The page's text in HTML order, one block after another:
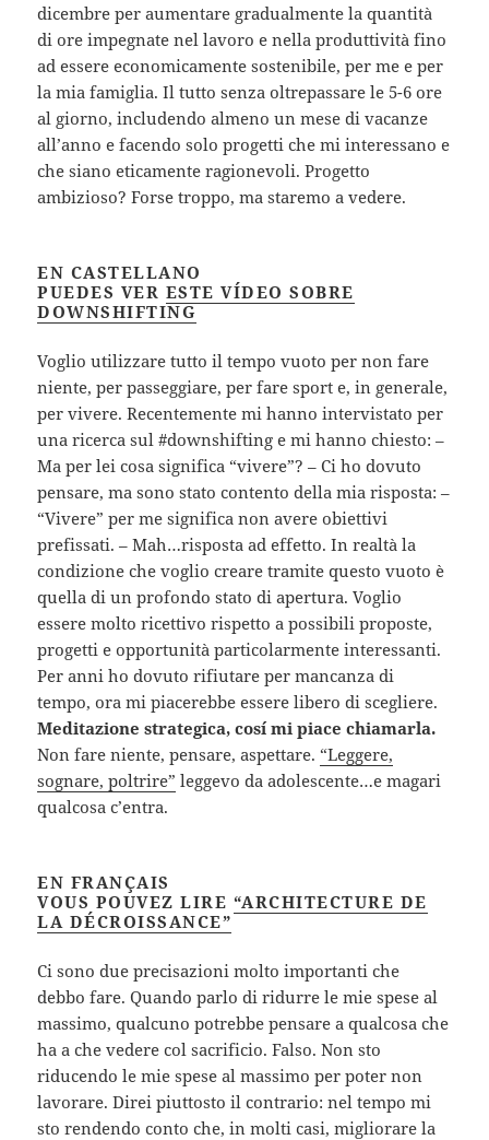
dicembre per aumentare gradualmente la quantità
di ore impegnate nel lavoro e nella produttività fino
ad essere economicamente sostenibile, per me e per
la mia famiglia. Il tutto senza oltrepassare le 5-6 ore
al giorno, includendo almeno un mese di vacanze
all’anno e facendo solo progetti che mi interessano e
che siano eticamente ragionevoli. Progetto
ambizioso? Forse troppo, ma staremo a vedere.
EN CASTELLANO
PUEDES VER ESTE VÍDEO SOBRE
DOWNSHIFTING
Voglio utilizzare tutto il tempo vuoto per non fare
niente, per passeggiare, per fare sport e, in generale,
per vivere. Recentemente mi hanno intervistato per
una ricerca sul #downshifting e mi hanno chiesto: –
Ma per lei cosa significa “vivere”? – Ci ho dovuto
pensare, ma sono stato contento della mia risposta: –
“Vivere” per me significa non avere obiettivi
prefissati. – Mah…risposta ad effetto. In realtà la
condizione che voglio creare tramite questo vuoto è
quella di un profondo stato di apertura. Voglio
essere molto ricettivo rispetto a possibili proposte,
progetti e opportunità particolarmente interessanti.
Per anni ho dovuto rifiutare per mancanza di
tempo, ora mi piacerebbe essere libero di scegliere.
Meditazione strategica, cosí mi piace chiamarla.
Non fare niente, pensare, aspettare. “Leggere,
sognare, poltrire” leggevo da adolescente…e magari
qualcosa c’entra.
EN FRANÇAIS
VOUS POUVEZ LIRE “ARCHITECTURE DE
LA DÉCROISSANCE”
Ci sono due precisazioni molto importanti che
debbo fare. Quando parlo di ridurre le mie spese al
massimo, qualcuno potrebbe pensare a qualcosa che
ha a che vedere col sacrificio. Falso. Non sto
riducendo le mie spese al massimo per poter non
lavorare. Direi piuttosto il contrario: nel tempo mi
sto rendendo conto che, in molti casi, migliorare la